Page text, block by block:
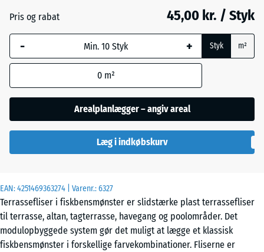
EAN:4251469363274 | Varenr.:6327
Terrassefliser i fiskbensmønster er slidstærke plast terrassefliser
til terrasse, altan, tagterrasse, havegang og poolområder. Det
modulopbyggede system gør det muligt at lægge et klassisk
fiskbensmønster i forskellige farvekombinationer. Fliserne er
Sølvgrå
Pris og rabat 45,00 kr. / Styk
- + Styk m²
0 m²
Arealplanlægger – angiv areal
Læg i indkøbskurv